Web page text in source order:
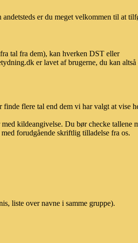
er du meget velkommen til at
tal fra dem), kan hverken DST eller
er lavet af brugerne, du kan
flere tal end dem vi har valgt at vise
kildeangivelse. Du bør checke tallene
forudgående skriftlig tilladelse fra os.
liste over navne i samme gruppe).